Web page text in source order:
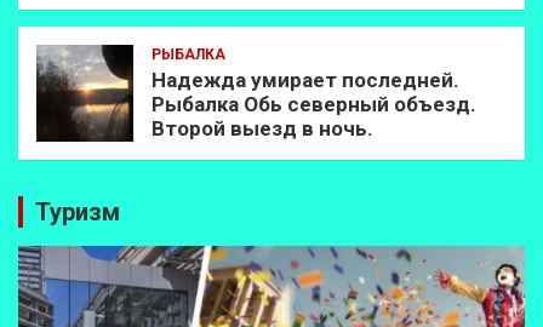
РЫБАЛКА
Надежда умирает последней.
Рыбалка Обь северный объезд.
Второй выезд в ночь.
Туризм